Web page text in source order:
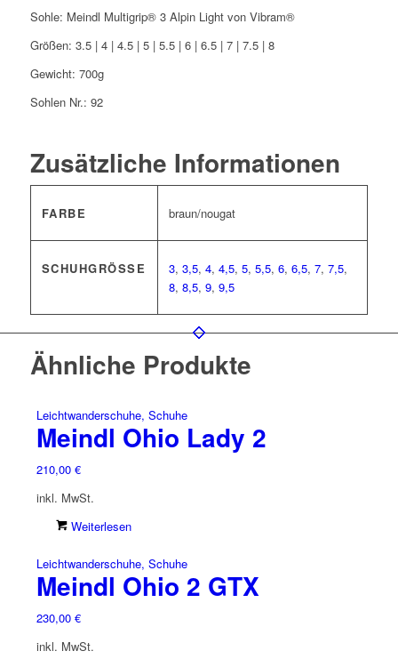
Sohle: Meindl Multigrip® 3 Alpin Light von Vibram®
Größen: 3.5 | 4 | 4.5 | 5 | 5.5 | 6 | 6.5 | 7 | 7.5 | 8
Gewicht: 700g
Sohlen Nr.: 92
Zusätzliche Informationen
FARBE braun/nougat
SCHUHGRÖSSE 3, 3,5, 4, 4,5, 5, 5,5, 6, 6,5, 7, 7,5,
8, 8,5, 9, 9,5
Ähnliche Produkte
Leichtwanderschuhe, Schuhe
Meindl Ohio Lady 2
210,00 €
inkl. MwSt.
Weiterlesen
Leichtwanderschuhe, Schuhe
Meindl Ohio 2 GTX
230,00 €
inkl. MwSt.